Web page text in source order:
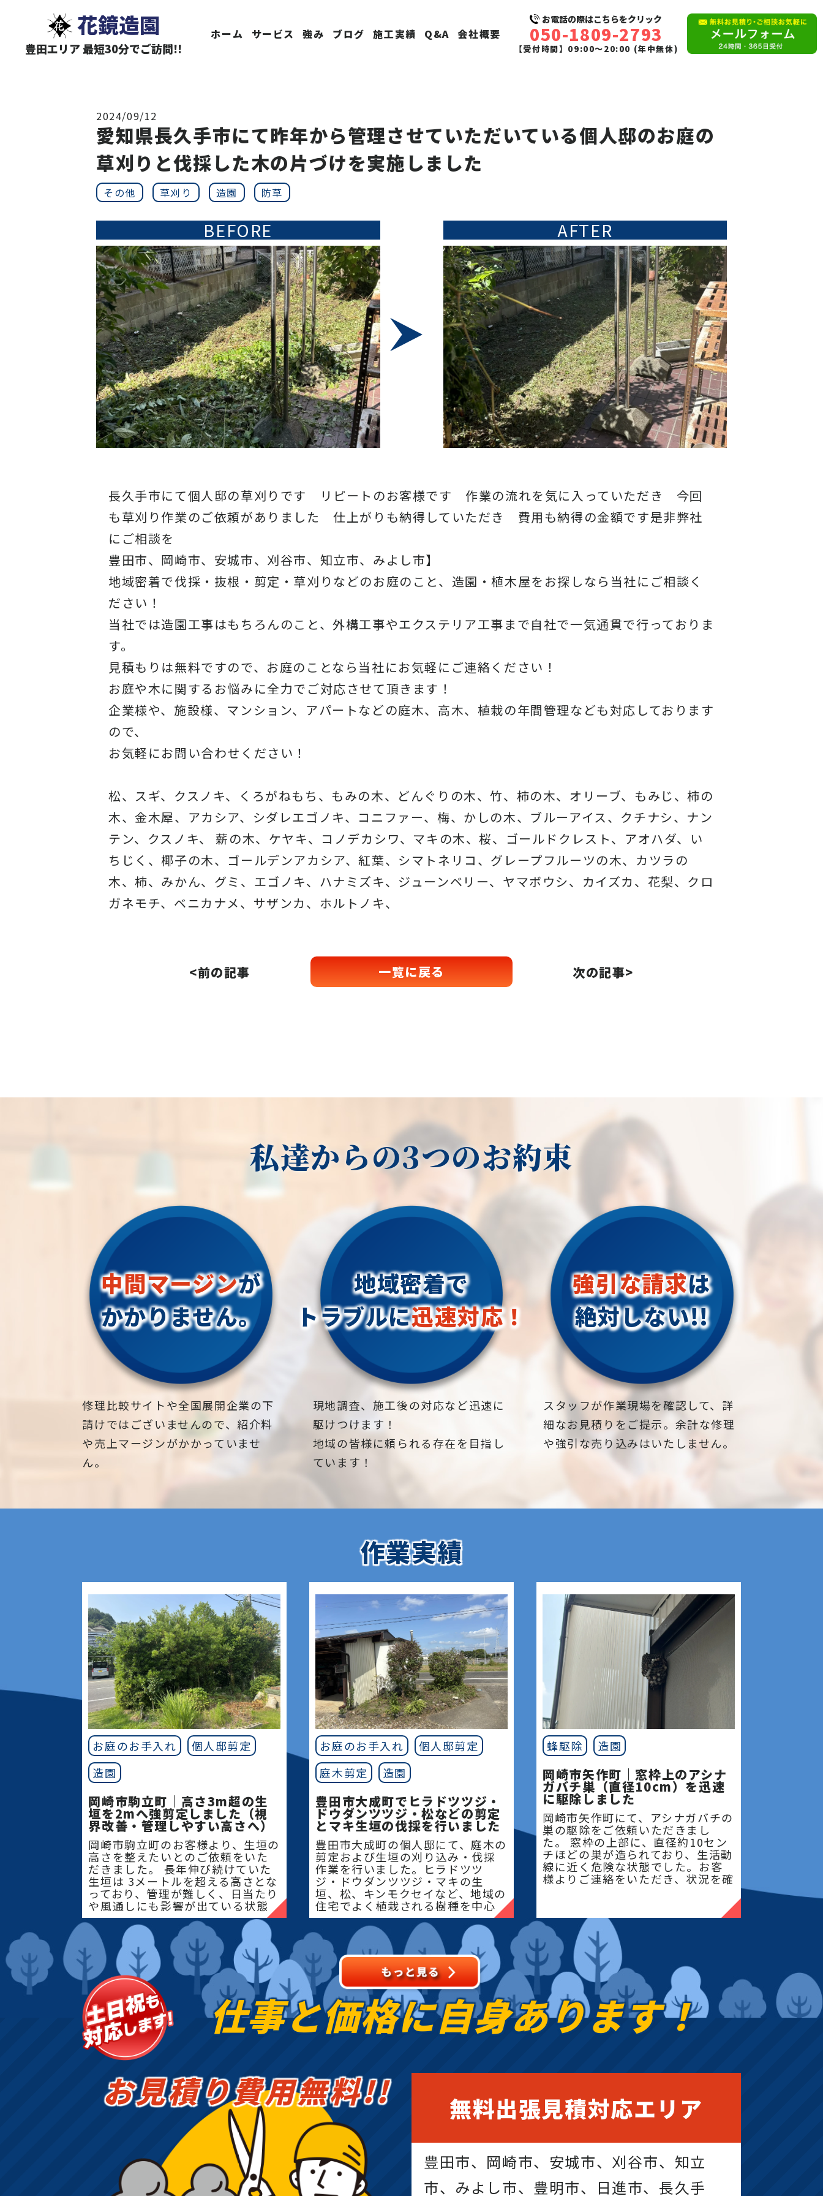
花鏡造園
豊田エリア 最短30分でご訪問!!
ホーム サービス 強み ブログ 施工実績 Q&A 会社概要
お電話の際はこちらをクリック
050-1809-2793
【受付時間】09:00〜20:00 (年中無休)
2024/09/12
愛知県長久手市にて昨年から管理させていただいている個人邸のお庭の
草刈りと伐採した木の片づけを実施しました
その他 草刈り 造園 防草
BEFORE AFTER
長久手市にて個人邸の草刈りです リピートのお客様です 作業の流れを気に入っていただき 今回
も草刈り作業のご依頼がありました 仕上がりも納得していただき 費用も納得の金額です是非弊社
にご相談を
豊田市、岡崎市、安城市、刈谷市、知立市、みよし市】
地域密着で伐採・抜根・剪定・草刈りなどのお庭のこと、造園・植木屋をお探しなら当社にご相談く
ださい！
当社では造園工事はもちろんのこと、外構工事やエクステリア工事まで自社で一気通貫で行っておりま
す。
見積もりは無料ですので、お庭のことなら当社にお気軽にご連絡ください！
お庭や木に関するお悩みに全力でご対応させて頂きます！
企業様や、施設様、マンション、アパートなどの庭木、高木、植栽の年間管理なども対応しております
ので、
お気軽にお問い合わせください！
松、スギ、クスノキ、くろがねもち、もみの木、どんぐりの木、竹、柿の木、オリーブ、もみじ、柿の
木、金木犀、アカシア、シダレエゴノキ、コニファー、梅、かしの木、ブルーアイス、クチナシ、ナン
テン、クスノキ、 薪の木、ケヤキ、コノデカシワ、マキの木、桜、ゴールドクレスト、アオハダ、い
ちじく、椰子の木、ゴールデンアカシア、紅葉、シマトネリコ、グレープフルーツの木、カツラの
木、柿、みかん、グミ、エゴノキ、ハナミズキ、ジューンベリー、ヤマボウシ、カイズカ、花梨、クロ
ガネモチ、ベニカナメ、サザンカ、ホルトノキ、
<前の記事 一覧に戻る 次の記事>
私達からの3つのお約束
中間マージンが
かかりません。
修理比較サイトや全国展開企業の下
請けではございませんので、紹介料
や売上マージンがかかっていませ
ん。
地域密着で
トラブルに迅速対応！
現地調査、施工後の対応など迅速に
駆けつけます！
地域の皆様に頼られる存在を目指し
ています！
強引な請求は
絶対しない!!
スタッフが作業現場を確認して、詳
細なお見積りをご提示。余計な修理
や強引な売り込みはいたしません。
作業実績
お庭のお手入れ
個人邸剪定
造園
岡崎市駒立町｜高さ3m超の生
垣を2mへ強剪定しました（視
界改善・管理しやすい高さへ）
岡崎市駒立町のお客様より、生垣の
高さを整えたいとのご依頼をいた
だきました。 長年伸び続けていた
生垣は 3メートルを超える高さとな
っており、管理が難しく、日当たり
や風通しにも影響が出ている状態
でした。今回は
お庭のお手入れ
個人邸剪定
庭木剪定
造園
豊田市大成町でヒラドツツジ・
ドウダンツツジ・松などの剪定
とマキ生垣の伐採を行いました
豊田市大成町の個人邸にて、庭木の
剪定および生垣の刈り込み・伐採
作業を行いました。ヒラドツツ
ジ・ドウダンツツジ・マキの生
垣、松、キンモクセイなど、地域の
住宅でよく植栽される樹種を中心
に、樹形を整えながら
蜂駆除 造園
岡崎市矢作町｜窓枠上のアシナ
ガバチ巣（直径10cm）を迅速
に駆除しました
岡崎市矢作町にて、アシナガバチの
巣の駆除をご依頼いただきまし
た。 窓枠の上部に、直径約10セン
チほどの巣が造られており、生活動
線に近く危険な状態でした。お客
様よりご連絡をいただき、状況を確
仕事と価格に自身あります！
お見積り費用無料!! 無料出張見積対応エリア
豊田市、岡崎市、安城市、刈谷市、知立
市、みよし市、豊明市、日進市、長久手